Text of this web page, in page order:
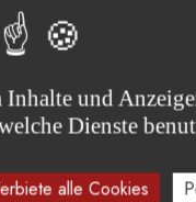
und
Dienste
alle Cookies